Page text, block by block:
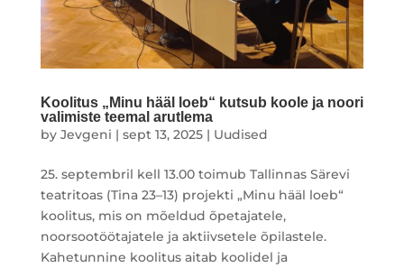
Koolitus „Minu hääl loeb“ kutsub koole ja noori
valimiste teemal arutlema
by Jevgeni | sept 13, 2025| Uudised
25. septembril kell 13.00 toimub Tallinnas Särevi
teatritoas (Tina 23–13) projekti „Minu hääl loeb“
koolitus, mis on mõeldud õpetajatele,
noorsootöötajatele ja aktiivsetele õpilastele.
Kahetunnine koolitus aitab koolidel ja